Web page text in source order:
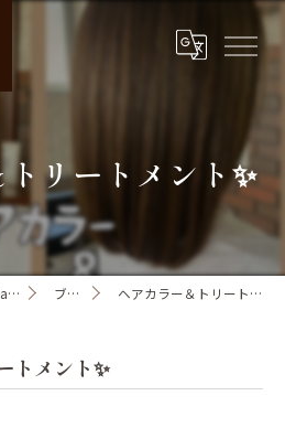
リートメント✨
御船町の美容室ならHair Salon Lucca ブログ ヘアカラー＆トリートメント✨
トメント✨